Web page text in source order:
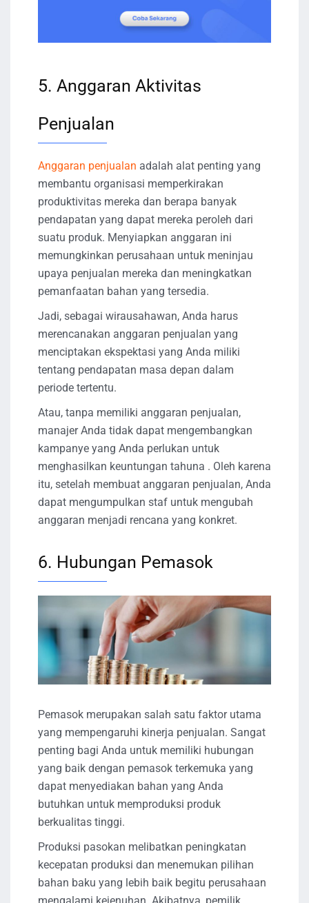
5. Anggaran Aktivitas
Penjualan
Anggaran penjualan adalah alat penting yang
membantu organisasi memperkirakan
produktivitas mereka dan berapa banyak
pendapatan yang dapat mereka peroleh dari
suatu produk. Menyiapkan anggaran ini
memungkinkan perusahaan untuk meninjau
upaya penjualan mereka dan meningkatkan
pemanfaatan bahan yang tersedia.
Jadi, sebagai wirausahawan, Anda harus
merencanakan anggaran penjualan yang
menciptakan ekspektasi yang Anda miliki
tentang pendapatan masa depan dalam
periode tertentu.
Atau, tanpa memiliki anggaran penjualan,
manajer Anda tidak dapat mengembangkan
kampanye yang Anda perlukan untuk
menghasilkan keuntungan tahuna . Oleh karena
itu, setelah membuat anggaran penjualan, Anda
dapat mengumpulkan staf untuk mengubah
anggaran menjadi rencana yang konkret.
6. Hubungan Pemasok
Pemasok merupakan salah satu faktor utama
yang mempengaruhi kinerja penjualan. Sangat
penting bagi Anda untuk memiliki hubungan
yang baik dengan pemasok terkemuka yang
dapat menyediakan bahan yang Anda
butuhkan untuk memproduksi produk
berkualitas tinggi.
Produksi pasokan melibatkan peningkatan
kecepatan produksi dan menemukan pilihan
bahan baku yang lebih baik begitu perusahaan